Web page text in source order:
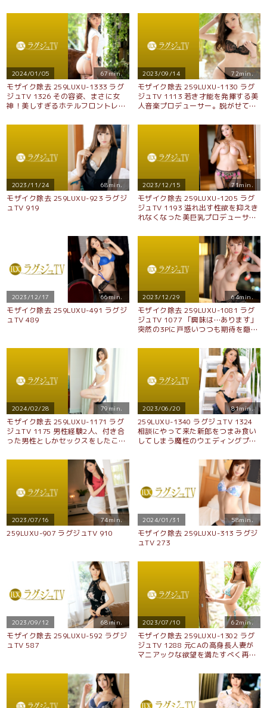
2024/01/05 67min.
モザイク除去 259LUXU-1333 ラグ
ジュTV 1326 その容姿、まさに女
神！美しすぎるホテルフロントレデ
するのは前作ぶりで欲求不満に磨き
がかかった様子…。性欲に飢えた美
女がクリトリスを弄くり回しながら
巨根を貪る！！
2023/09/14 72min.
モザイク除去 259LUXU-1130 ラグ
ジュTV 1113 若き才能を発揮する美
人音楽プロデューサー。脱がせてみ
オイルを塗りたくり、激しさとネッ
トリしたセックスに何度もイキ乱れ
2023/11/24 68min.
モザイク除去 259LUXU-923 ラグジ
ュTV 919
2023/12/15 71min.
モザイク除去 259LUXU-1205 ラグ
ジュTV 1193 溢れ出す性欲を抑えき
れなくなった美巨乳プロデューサー
り感じる部分を刺激しながら美巨乳
を揺らしながら何度も中イキで乱れ
2023/12/17 66min.
モザイク除去 259LUXU-491 ラグジ
ュTV 489
2023/12/29 64min.
モザイク除去 259LUXU-1081 ラグ
ジュTV 1077 「興味は…あります」
突然の3Pに戸惑いつつも期待を隠せ
その姿も美しい…ピストンの猛攻に
ハメイキの連続！！
2024/02/28 79min.
モザイク除去 259LUXU-1171 ラグ
ジュTV 1175 男性経験2人、付き合
った男性としかセックスをしたこと
めてのAV撮影に頬を染め、豊満に実
った巨乳を揺らしながら大胆な腰使
2023/06/20 81min.
259LUXU-1340 ラグジュTV 1324
相談にやって来た新郎をつまみ食い
してしまう魔性のウエディングプラ
乳、美脚、スレンダーという奇跡の
スタイル！快楽を求めてAVにまで足
を踏み入れ、中イキを繰り返す！
2023/07/16 74min.
259LUXU-907 ラグジュTV 910
2024/01/31 58min.
モザイク除去 259LUXU-313 ラグジ
ュTV 273
2023/09/12 68min.
モザイク除去 259LUXU-592 ラグジ
ュTV 587
2023/07/10 62min.
モザイク除去 259LUXU-1302 ラグ
ジュTV 1288 元CAの高身長人妻が
マニアックな欲望を満たすべく再出
す…』と妖艶な笑みを浮かべながら
フェラや騎乗位で濃厚ご奉仕！！最
後はたっぷり生ザーメンを膣内射
精！！